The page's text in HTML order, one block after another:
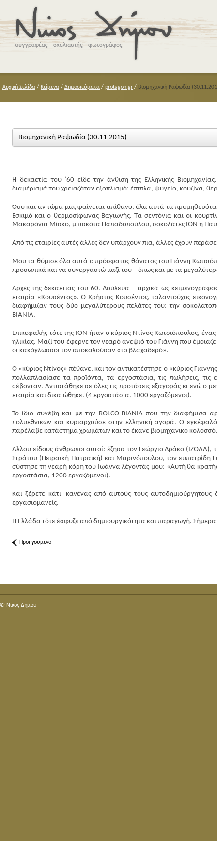
Αρχική Σελίδα / Κείμενα / Δημοσιεύματα / protagon.gr / Βιομηχανική Ραψωδία
Βιομηχανική Ραψωδία (30.11.2015)
Η δεκαετία του ’60 είδε την άνθιση της Ελληνικής
διαμέρισμά του χρειαζόταν εξοπλισμό: έπιπλα, ψυγείο, κουζίνα,
Όσο και αν τώρα μας φαίνεται απίθανο, όλα αυτά τα
Εσκιμό και ο θερμοσίφωνας Βαγιωνής. Τα σεντόνια και οι
Μακαρόνια Μίσκο, μπισκότα Παπαδοπούλου, σοκολάτες ΙΟΝ ή
Από τις εταιρίες αυτές άλλες δεν υπάρχουν πια, άλλες έχουν
Μου τα θύμισε όλα αυτά ο πρόσφατος θάνατος του Γιάννη
προσωπικά και να συνεργαστώ μαζί του – όπως και με τα
Αρχές της δεκαετίας του 60. Δούλευα – αρχικά ως
εταιρία «Κουσέντος». Ο Χρήστος Κουσέντος, ταλαντούχος
διαφήμιζαν τους δύο μεγαλύτερους πελάτες του: την
ΒΙΑΝΙΛ.
Επικεφαλής τότε της ΙΟΝ ήταν ο κύριος Ντίνος Κωτσιόπουλος,
ηλικίας. Μαζί του έφερνε τον νεαρό ανεψιό του Γιάννη που
οι κακόγλωσσοι τον αποκαλούσαν «το βλαχαδερό».
Ο «κύριος Ντίνος» πέθανε, και τον αντικατέστησε ο «κύριος
πολλαπλασίασε τα προϊόντα, τα εργοστάσια, τις πωλήσεις,
σέβονταν. Αντιστάθηκε σε όλες τις προτάσεις εξαγοράς κι ενώ ο
εταιρία και δικαιώθηκε. (4 εργοστάσια, 1000 εργαζόμενοι).
Το ίδιο συνέβη και με την ROLCO-ΒΙΑΝΙΛ που την διαφήμισα
πολυεθνικών και κυριαρχούσε στην ελληνική αγορά. Ο
παρέλαβε κατάστημα χρωμάτων και το έκανε βιομηχανικό κολοσσό.
Άλλου είδους άνθρωποι αυτοί: έζησα τον Γεώργιο Δράκο
Στράτου (Πειραϊκή-Πατραϊκή) και Μαρινόπουλου, τον
σύστησε τη νεαρή κόρη του Ιωάννα λέγοντάς μου: «Αυτή θα
εργοστάσια, 1200 εργαζόμενοι).
Και ξέρετε κάτι: κανένας από αυτούς τους
εργασιομανείς.
Η Ελλάδα τότε έσφυζε από δημιουργικότητα και παραγωγή.
Προηγούμενο
© Nίκος Δήμου